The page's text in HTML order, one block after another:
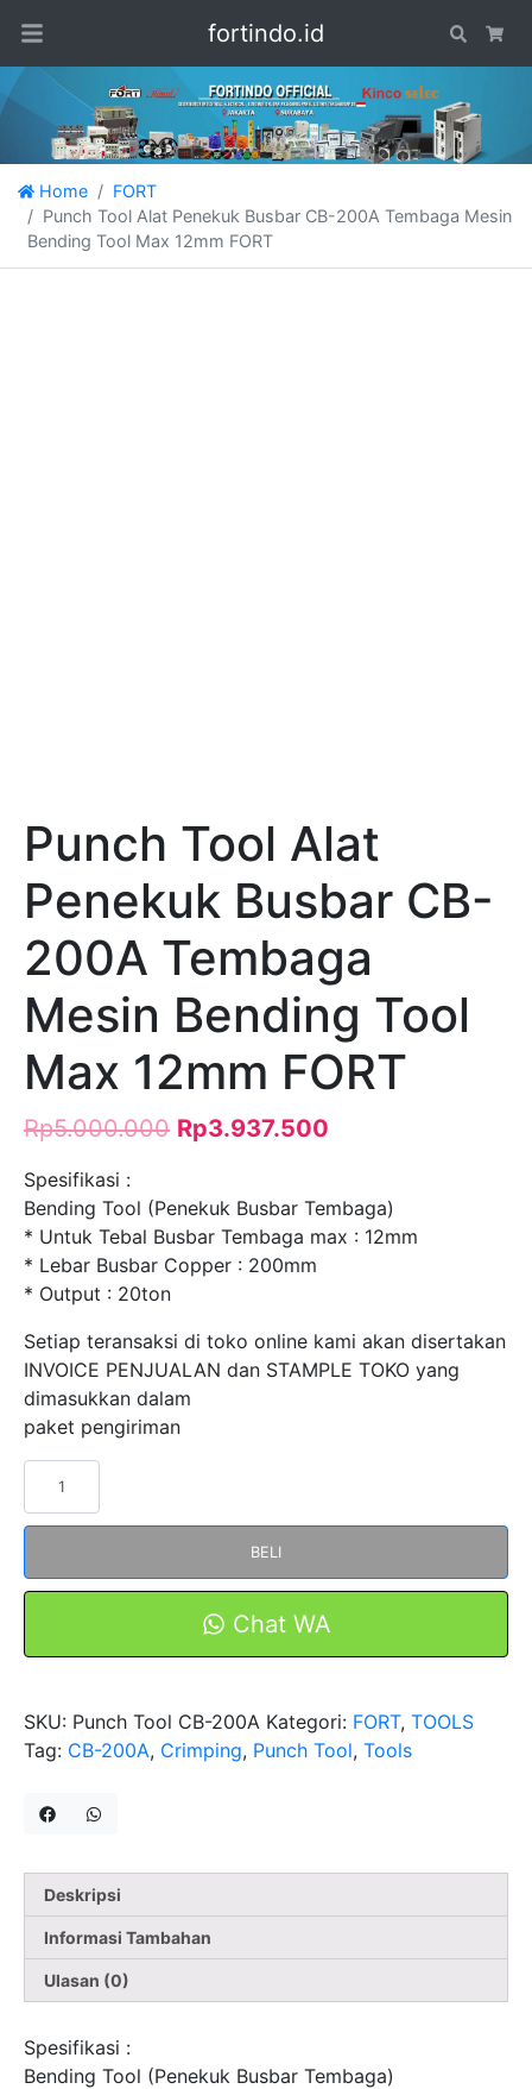
fortindo.id Search
Home
FORT
Punch Tool Alat Penekuk Busbar CB-200A Tembaga Mesin
Bending Tool Max 12mm FORT
Punch Tool Alat
Penekuk Busbar CB-
200A Tembaga
Mesin Bending Tool
Max 12mm FORT
Rp5.000.000 Rp3.937.500
Spesifikasi :
Bending Tool (Penekuk Busbar Tembaga)
* Untuk Tebal Busbar Tembaga max : 12mm
* Lebar Busbar Copper : 200mm
* Output : 20ton
Setiap teransaksi di toko online kami akan disertakan
INVOICE PENJUALAN dan STAMPLE TOKO yang
dimasukkan dalam
paket pengiriman
Tool
Penekuk
Mesin
Bending
Max
FORT
BELI
Chat WA
SKU: Punch Tool CB-200A Kategori: FORT, TOOLS
Tag: CB-200A, Crimping, Punch Tool, Tools
Deskripsi
Informasi Tambahan
Ulasan (0)
Spesifikasi :
Bending Tool (Penekuk Busbar Tembaga)